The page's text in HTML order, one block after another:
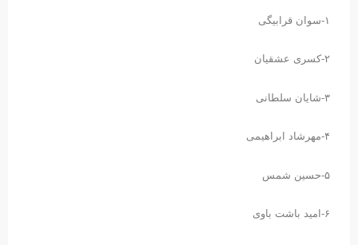
۲-کسری عشقیان
۳-شایان سلطانی
۴-مهرشاد ابراهیمی
۵-حسین شمس
۶-امید باشت باوی